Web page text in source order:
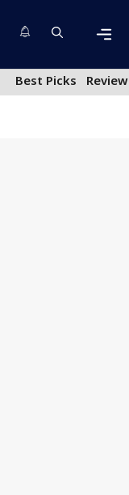
Best Picks